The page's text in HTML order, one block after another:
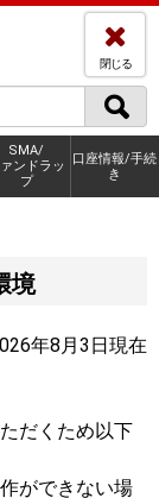
閉じる
SMA/
ンドラッ
プ
口座情報/手続
き
境
年8月3日現在
だくため以下
ができない場